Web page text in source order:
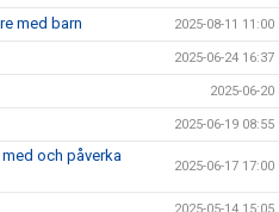
med barn 2025-08-11 11:00
2025-06-24 16:37
2025-06-20
2025-06-19 08:55
och påverka
2025-06-17 17:00